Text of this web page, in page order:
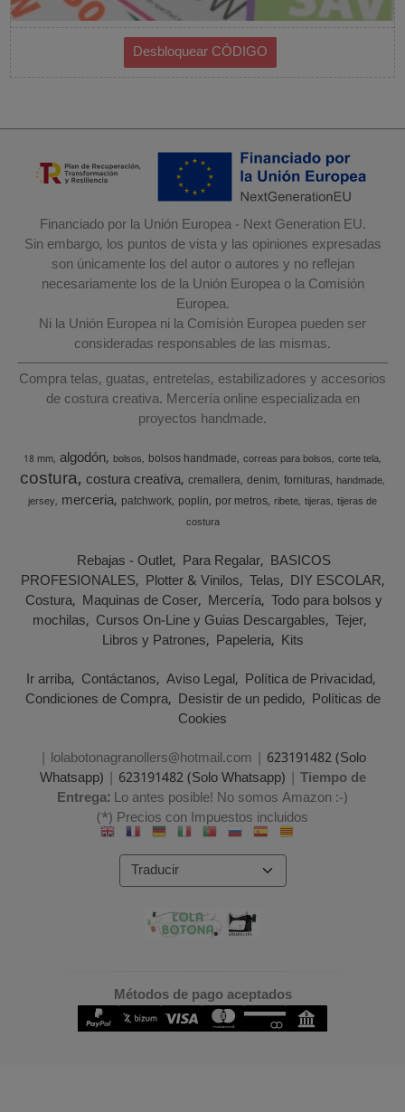
Financiado por la Unión Europea - Next Generation EU.
Sin embargo, los puntos de vista y las opiniones expresadas
son únicamente los del autor o autores y no reflejan
necesariamente los de la Unión Europea o la Comisión
Europea.
Ni la Unión Europea ni la Comisión Europea pueden ser
consideradas responsables de las mismas.
Compra telas, guatas, entretelas, estabilizadores y accesorios
de costura creativa. Mercería online especializada en
proyectos handmade.
18 mm algodón bolsos bolsos handmade correas para bolsos corte tela
costura costura creativa cremallera denim fornituras handmade
jersey merceria patchwork poplin por metros ribete tijeras tijeras de
costura
Rebajas - Outlet Para Regalar BASICOS
PROFESIONALES Plotter & Vinilos Telas DIY ESCOLAR
Costura Maquinas de Coser Mercería Todo para bolsos y
mochilas Cursos On-Line y Guias Descargables Tejer
Libros y Patrones Papeleria Kits
Ir arriba Contáctanos Aviso Legal Política de Privacidad
Condiciones de Compra Desistir de un pedido Políticas de
Cookies
| lolabotonagranollers@hotmail.com | 623191482 (Solo
Whatsapp) | 623191482 (Solo Whatsapp) | Tiempo de
Entrega:Lo antes posible! No somos Amazon :-)
(*) Precios con Impuestos incluidos
Métodos de pago aceptados